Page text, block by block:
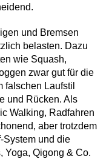
und Bremsen
belasten. Dazu
wie Squash,
zwar gut für die
falschen Laufstil
und Rücken. Als
Walking, Radfahren
aber trotzdem
System und die
Yoga, Qigong & Co.